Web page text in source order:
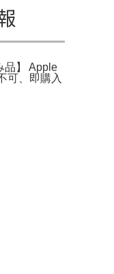
品】 Apple
可、即購入